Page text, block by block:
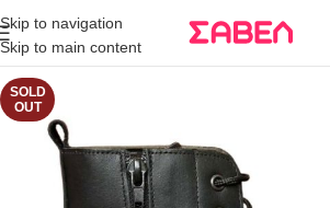
Skip to navigation
Skip to main content
άνω των 80€
Παραγγελία
SOLD
OUT